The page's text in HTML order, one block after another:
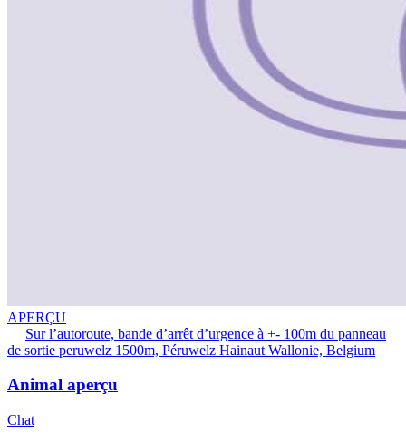
APERÇU
Sur l’autoroute, bande d’arrêt d’urgence à +- 100m du panneau
de sortie peruwelz 1500m, Péruwelz Hainaut Wallonie, Belgium
Animal aperçu
Chat